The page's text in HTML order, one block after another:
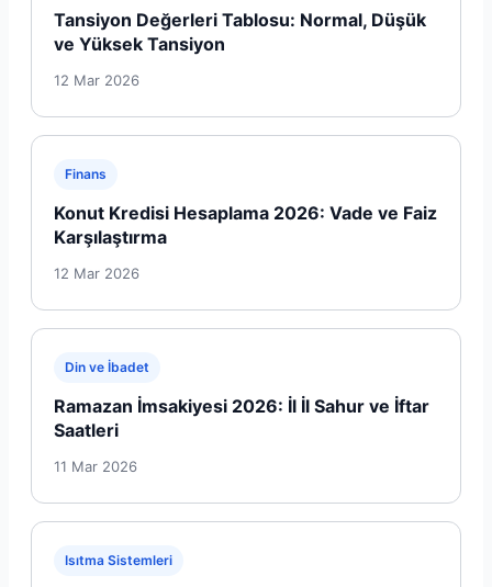
Tansiyon Değerleri Tablosu: Normal, Düşük
ve Yüksek Tansiyon
12 Mar 2026
Finans
Konut Kredisi Hesaplama 2026: Vade ve Faiz
Karşılaştırma
12 Mar 2026
Din ve İbadet
Ramazan İmsakiyesi 2026: İl İl Sahur ve İftar
Saatleri
11 Mar 2026
Isıtma Sistemleri